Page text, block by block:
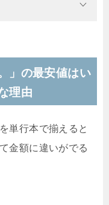
」の最安値はい
理由
単行本で揃えると
金額に違いがでる